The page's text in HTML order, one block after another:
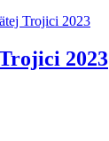
Trojici 2023
2023